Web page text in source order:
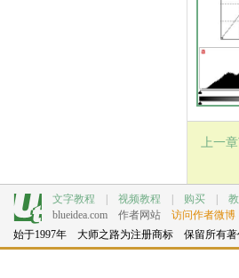
上一
文字教程 视频教程 购买
blueidea.com
作者网站 访问作者微博
始于1997年 大师之路为注册商标 保留所有